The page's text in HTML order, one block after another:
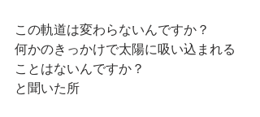
この軌道は変わらないんですか？
何かのきっかけで太陽に吸い込まれる
ことはないんですか？
と聞いた所